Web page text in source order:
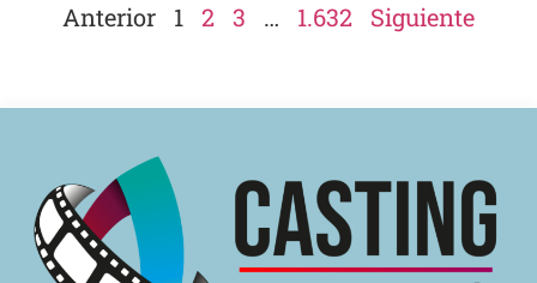
Anterior 1 2 3 … 1.632 Siguiente